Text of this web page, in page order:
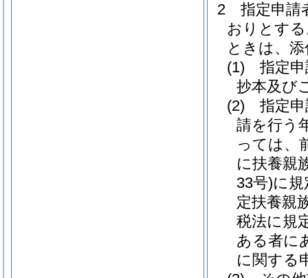
2
指定申請
おりとす
ときは、
(1)
指定
抄本及び
(2)
指定
請を行う
っては、
に扶養親
33号)に
定扶養親
税法に規
ある者に
に関する